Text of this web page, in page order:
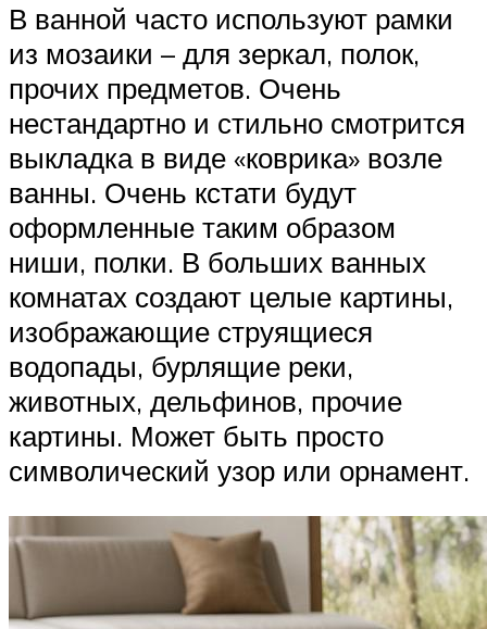
В ванной часто используют рамки
из мозаики – для зеркал, полок,
прочих предметов. Очень
нестандартно и стильно смотрится
выкладка в виде «коврика» возле
ванны. Очень кстати будут
оформленные таким образом
ниши, полки. В больших ванных
комнатах создают целые картины,
изображающие струящиеся
водопады, бурлящие реки,
животных, дельфинов, прочие
картины. Может быть просто
символический узор или орнамент.